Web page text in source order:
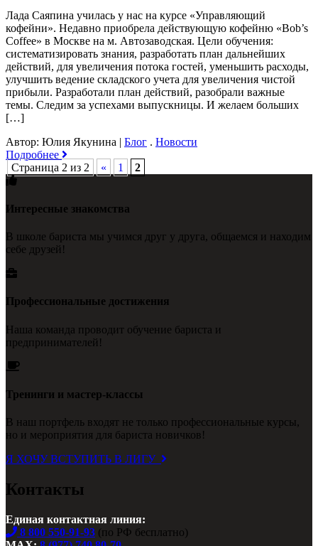
Лада Саяпина училась у нас на курсе «Управляющий
кофейни». Недавно приобрела действующую кофейню «Bob’s
Coffee» в Москве на м. Автозаводская. Цели обучения:
систематизировать знания, разработать план дальнейших
действий, для увеличения потока гостей, уменьшить расходы,
улучшить ведение складского учета для увеличения чистой
прибыли. Разработали план действий, разобрали важные
темы. Следим за успехами выпускницы. И желаем больших
[…]
Автор: Юлия Якунина | Блог . Новости
Подробнее
Страница 2 из 2
« 1 2
Интересные знакомства
В школе бариста мы учимся друг у друга, общаемся и находим
себе друзей!
Профессиональные достижения
Наша команда проводит обучение бариста и
предпринимателей!
Тренинги и мастер-классы
В наш портфель входят не только профессиональные курсы,
но и мероприятия для бариста новичков!
Я ХОЧУ ВСТУПИТЬ В ЛИГУ
Контакты
Единая контактная линия:
8 800 550-91-93 (по РФ бесплатно)